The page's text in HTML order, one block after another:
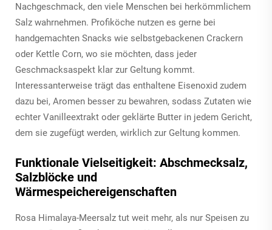
Nachgeschmack, den viele Menschen bei herkömmlichem
Salz wahrnehmen. Profiköche nutzen es gerne bei
handgemachten Snacks wie selbstgebackenen Crackern
oder Kettle Corn, wo sie möchten, dass jeder
Geschmacksaspekt klar zur Geltung kommt.
Interessanterweise trägt das enthaltene Eisenoxid zudem
dazu bei, Aromen besser zu bewahren, sodass Zutaten wie
echter Vanilleextrakt oder geklärte Butter in jedem Gericht,
dem sie zugefügt werden, wirklich zur Geltung kommen.
Funktionale Vielseitigkeit: Abschmecksalz,
Salzblöcke und
Wärmespeichereigenschaften
Rosa Himalaya-Meersalz tut weit mehr, als nur Speisen zu